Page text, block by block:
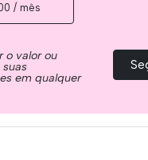
/ mês
o valor ou
em qualquer